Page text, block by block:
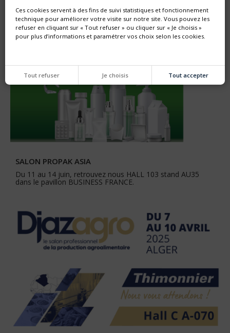
SALON PROPAK ASIA
Du 11 au 14 juin, retrouvez nous HALL 103 stand AU35
dans le pavillon BUSINESS FRANCE.
Ces cookies servent à des fins de suivi statistiques et fonctionnement
technique pour améliorer votre visite sur notre site. Vous pouvez les
refuser en cliquant sur « Tout refuser » ou cliquer sur « Je choisis »
pour plus d’informations et paramétrer vos choix selon les cookies.
Tout refuser Je choisis Tout accepter